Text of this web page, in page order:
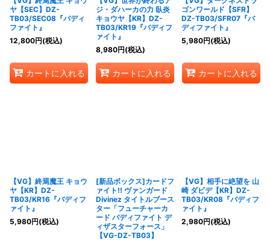
ヤ【SEC】DZ-
TB03/SEC08『バディ
ファイト』
12,800円(税込)
カートに入れる
ジ・ダハーカの力 臥炎
キョウヤ【KR】DZ-
TB03/KR19『バディフ
ァイト』
8,980円(税込)
カートに入れる
ゴンワールド【SFR】
DZ-TB03/SFR07『バ
ディファイト』
5,980円(税込)
カートに入れる
【VG】終焉魔王 キョウ
ヤ【KR】DZ-
TB03/KR16『バディフ
ァイト』
5,980円(税込)
[新品ボックス]カードフ
ァイト!! ヴァンガード
Divinez タイトルブース
ター「フューチャーカ
ード バディファイト デ
ィザスターフォース」
【VG-DZ-TB03】
【VG】相手に絶望を 山
崎 ダビデ【KR】DZ-
TB03/KR08『バディフ
ァイト』
2,980円(税込)